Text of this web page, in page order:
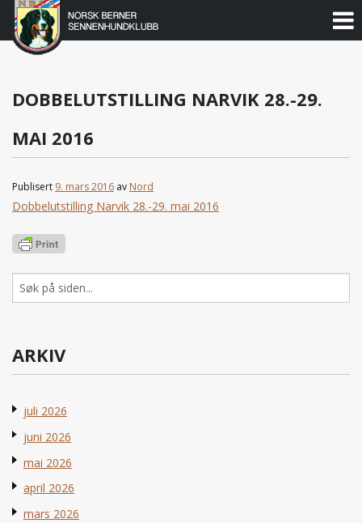
Gå
Norsk
Berner
Sennenhundklubb
DOBBELUTSTILLING NARVIK 28.-29.
MAI 2016
Publisert 9. mars 2016 av Nord
Dobbelutstilling Narvik 28.-29. mai 2016
Søk
ARKIV
juli 2026
juni 2026
mai 2026
april 2026
mars 2026